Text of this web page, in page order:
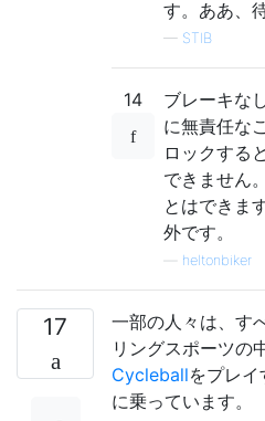
す。ああ、
— STIB
14
ブレーキな
に無責任な
ロックする
できません
とはできま
外です。
heltonbiker
17
一部の人々は、す
リングスポーツの
Cycleballをプレ
に乗っています。